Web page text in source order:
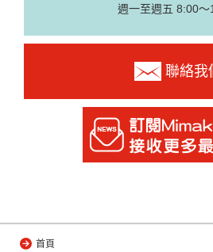
週一至週五 8:00～
聯絡我
首頁